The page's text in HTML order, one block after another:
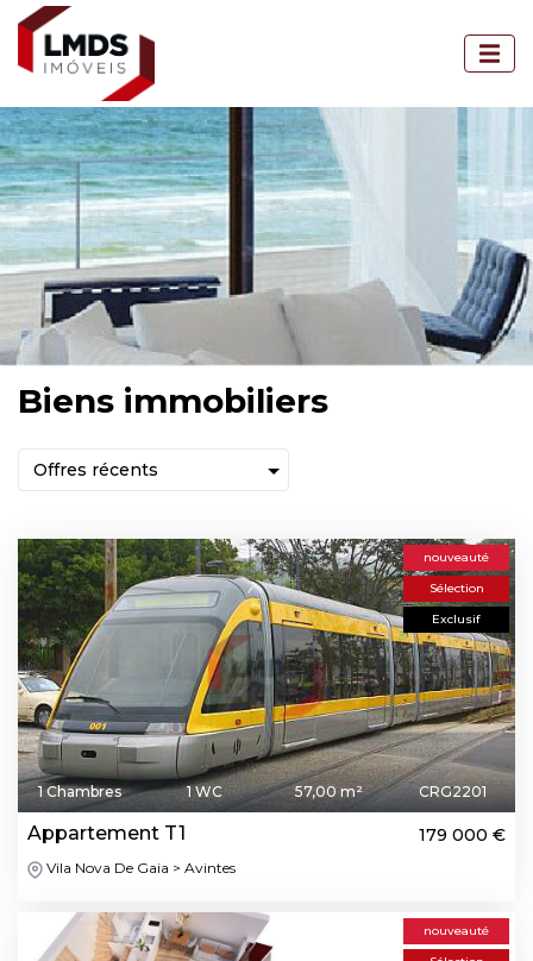
Biens immobiliers
nouveauté
Sélection
Exclusif
1 Chambres 1 WC 57,00 m² CRG2201
Appartement T1 179 000 €
Vila Nova De Gaia > Avintes
nouveauté